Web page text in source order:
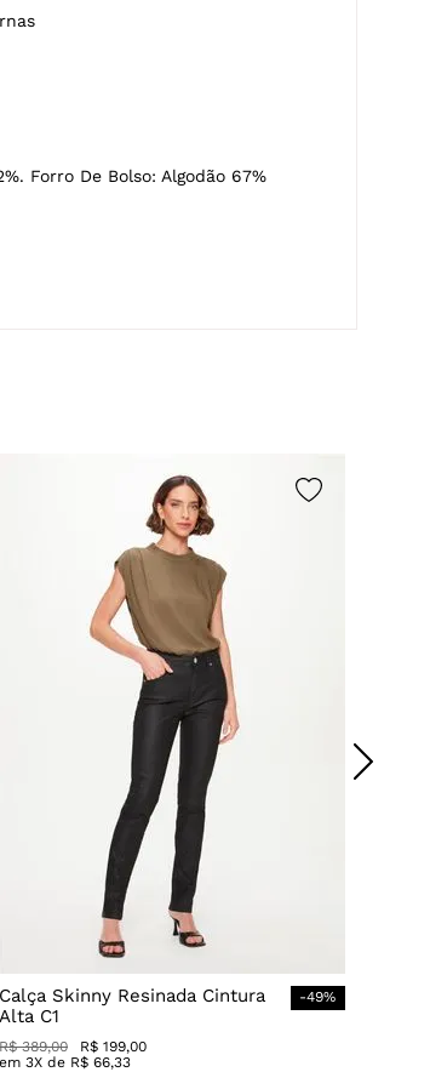
Forro De Bolso: Algodão 67%
Calça Skinny Resinada Cintura
Alta C1
-49%
R$ 389,00 R$ 199,00
em3X de R$ 66,33